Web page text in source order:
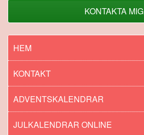
KONTAKTA MIG
HEM
KONTAKT
ADVENTSKALENDRAR
JULKALENDRAR ONLINE